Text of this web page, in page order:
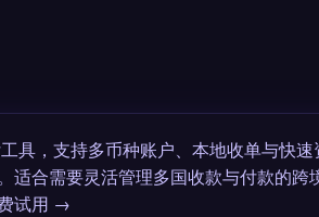
具，支持多币种账户、本地收单与快
合需要灵活管理多国收款与付款的跨
试用 →